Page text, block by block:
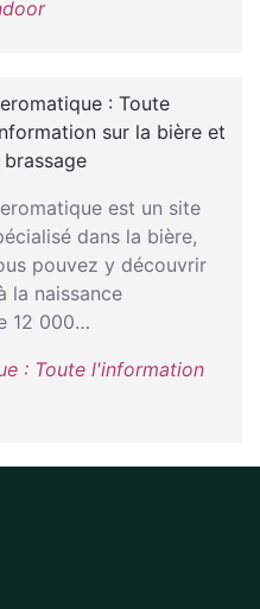
: Toute
sur la bière et
brassage
est un site
dans la bière,
pouvez y découvrir
la naissance
12 000…
: Toute l'information